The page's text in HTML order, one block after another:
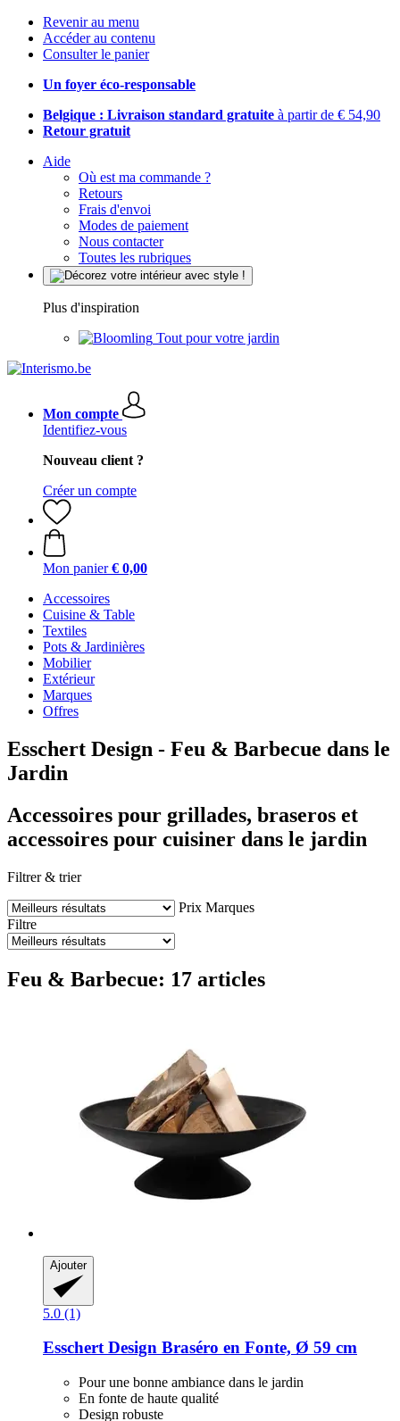
Revenir au menu
Accéder au contenu
Consulter le panier
Un foyer éco-responsable
Belgique : Livraison standard gratuite à partir de € 54,90
Retour gratuit
Aide
Où est ma commande ?
Retours
Frais d'envoi
Modes de paiement
Nous contacter
Toutes les rubriques
Plus d'inspiration
Tout pour votre jardin
Mon compte
Identifiez-vous
Nouveau client ?
Créer un compte
Mon panier € 0,00
Accessoires
Cuisine & Table
Textiles
Pots & Jardinières
Mobilier
Extérieur
Marques
Offres
Esschert Design - Feu & Barbecue dans le
Jardin
Accessoires pour grillades, braseros et
accessoires pour cuisiner dans le jardin
Filtrer & trier
Prix Marques
Filtre
Feu & Barbecue: 17 articles
Ajouter
5.0 (1)
Esschert Design Braséro en Fonte, Ø 59 cm
Pour une bonne ambiance dans le jardin
En fonte de haute qualité
Design robuste